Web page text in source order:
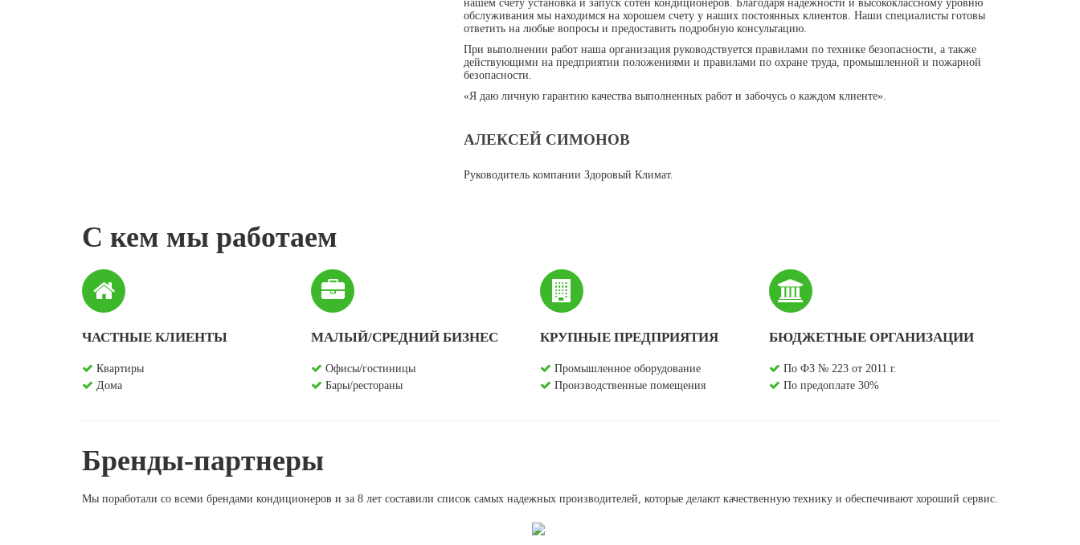
нашем счету установка и запуск сотен кондиционеров. Благодаря надежности и высококлассному уровню
обслуживания мы находимся на хорошем счету у наших постоянных клиентов. Наши специалисты готовы
ответить на любые вопросы и предоставить подробную консультацию.
При выполнении работ наша организация руководствуется правилами по технике безопасности, а также
действующими на предприятии положениями и правилами по охране труда, промышленной и пожарной
безопасности.
«Я даю личную гарантию качества выполненных работ и забочусь о каждом клиенте».
АЛЕКСЕЙ СИМОНОВ
Руководитель компании Здоровый Климат.
С кем мы работаем
ЧАСТНЫЕ КЛИЕНТЫ
Квартиры
Дома
МАЛЫЙ/СРЕДНИЙ БИЗНЕС
Офисы/гостиницы
Бары/рестораны
КРУПНЫЕ ПРЕДПРИЯТИЯ
Промышленное оборудование
Производственные помещения
БЮДЖЕТНЫЕ ОРГАНИЗАЦИИ
По ФЗ № 223 от 2011 г.
По предоплате 30%
Бренды-партнеры
Мы поработали со всеми брендами кондиционеров и за 8 лет составили список самых надежных производителей, которые делают качественную технику и обеспечивают хороший сервис.